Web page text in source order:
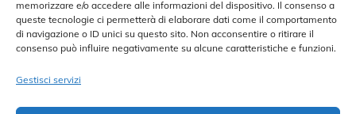
memorizzare e/o accedere alle informazioni del dispositivo. Il consenso a
queste tecnologie ci permetterà di elaborare dati come il comportamento
di navigazione o ID unici su questo sito. Non acconsentire o ritirare il
consenso può influire negativamente su alcune caratteristiche e funzioni.
Gestisci servizi
Contatti
Privacy Policy